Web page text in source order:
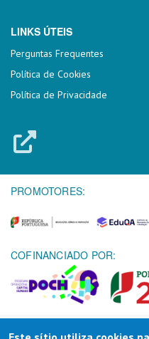
LINKS ÚTEIS
Perguntas Frequentes
Política de Cookies
Política de Privacidade
PROMOTORES:
COFINANCIADO POR: